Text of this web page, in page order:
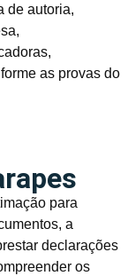
de autoria,
as provas do
para
a
declarações
os